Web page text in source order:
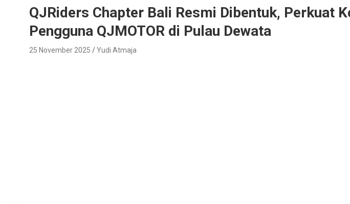
QJRiders Chapter Bali Resmi Dibentuk, Perkuat
Pengguna QJMOTOR di Pulau Dewata
25 November 2025 Yudi Atmaja